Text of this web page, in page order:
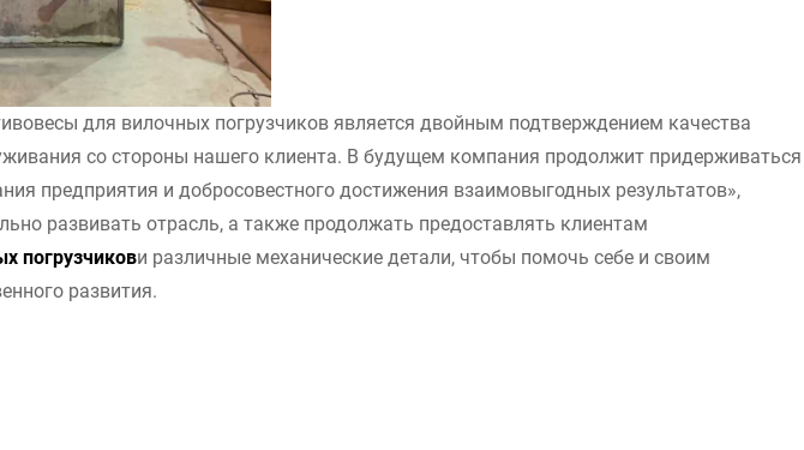
для вилочных погрузчиков является двойным подтверждением качества
со стороны нашего клиента. В будущем компания продолжит придерживаться
предприятия и добросовестного достижения взаимовыгодных результатов»,
развивать отрасль, а также продолжать предоставлять клиентам
погрузчикови различные механические детали, чтобы помочь себе и своим
развития.